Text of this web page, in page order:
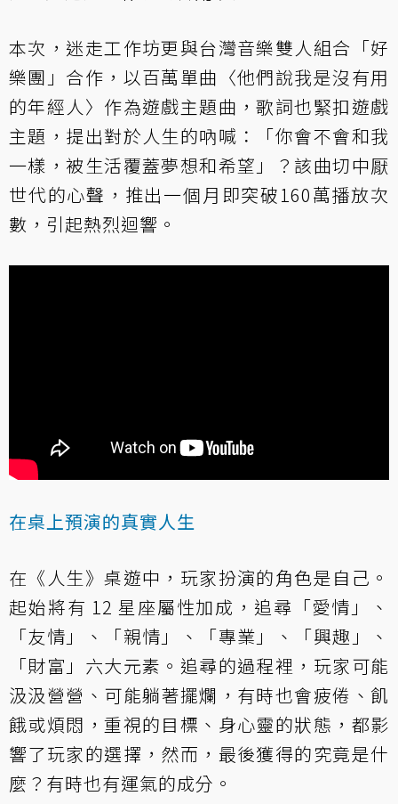
本次，迷走工作坊更與台灣音樂雙人組合「好
樂團」合作，以百萬單曲〈他們說我是沒有用
的年經人〉作為遊戲主題曲，歌詞也緊扣遊戲
主題，提出對於人生的吶喊：「你會不會和我
一樣，被生活覆蓋夢想和希望」？該曲切中厭
世代的心聲，推出一個月即突破160萬播放次
數，引起熱烈迴響。
在桌上預演的真實人生
在《人生》桌遊中，玩家扮演的角色是自己。
起始將有 12 星座屬性加成，追尋「愛情」、
「友情」、「親情」、「專業」、「興趣」、
「財富」六大元素。追尋的過程裡，玩家可能
汲汲營營、可能躺著擺爛，有時也會疲倦、飢
餓或煩悶，重視的目標、身心靈的狀態，都影
響了玩家的選擇，然而，最後獲得的究竟是什
麼？有時也有運氣的成分。